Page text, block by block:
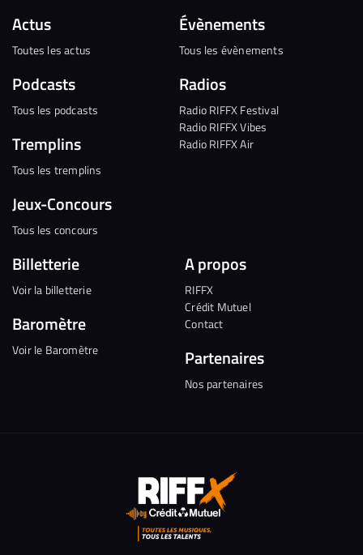
Actus
Toutes les actus
Podcasts
Tous les podcasts
Tremplins
Tous les tremplins
Jeux-Concours
Tous les concours
Évènements
Tous les évènements
Radios
Radio RIFFX Festival
Radio RIFFX Vibes
Radio RIFFX Air
Billetterie
Voir la billetterie
Baromètre
Voir le Baromètre
A propos
RIFFX
Crédit Mutuel
Contact
Partenaires
Nos partenaires